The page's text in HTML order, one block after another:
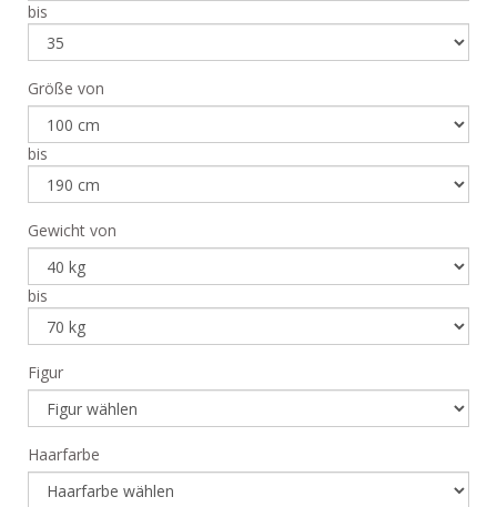
bis
Größe von
bis
Gewicht von
bis
Figur
Haarfarbe